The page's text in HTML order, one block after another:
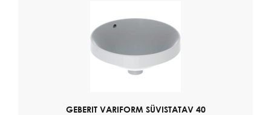
GEBERIT VARIFORM SÜVISTATAV 40